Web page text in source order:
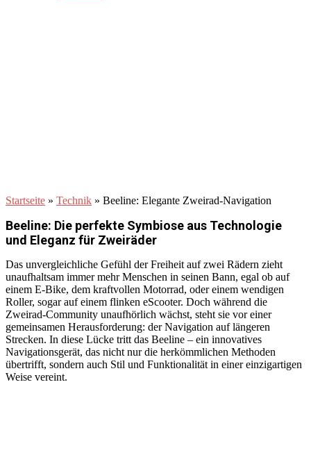
Startseite » Technik » Beeline: Elegante Zweirad-Navigation
Beeline: Die perfekte Symbiose aus Technologie
und Eleganz für Zweiräder
Das unvergleichliche Gefühl der Freiheit auf zwei Rädern zieht
unaufhaltsam immer mehr Menschen in seinen Bann, egal ob auf
einem E-Bike, dem kraftvollen Motorrad, oder einem wendigen
Roller, sogar auf einem flinken eScooter. Doch während die
Zweirad-Community unaufhörlich wächst, steht sie vor einer
gemeinsamen Herausforderung: der Navigation auf längeren
Strecken. In diese Lücke tritt das Beeline – ein innovatives
Navigationsgerät, das nicht nur die herkömmlichen Methoden
übertrifft, sondern auch Stil und Funktionalität in einer einzigartigen
Weise vereint.